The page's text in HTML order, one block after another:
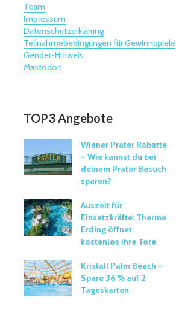
Team
Impressum
Datenschutzerklärung
Teilnahmebedingungen für Gewinnspiele
Gender-Hinweis
Mastodon
TOP3 Angebote
Wiener Prater Rabatte
– Wie kannst du bei
deinem Prater Besuch
sparen?
Auszeit für
Einsatzkräfte: Therme
Erding öffnet
kostenlos ihre Tore
Kristall Palm Beach –
Spare 36 % auf 2
Tageskarten